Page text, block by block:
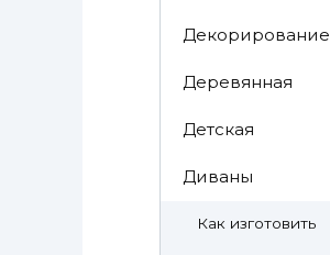
Декорирование
Деревянная
Детская
Диваны
Как изготовить